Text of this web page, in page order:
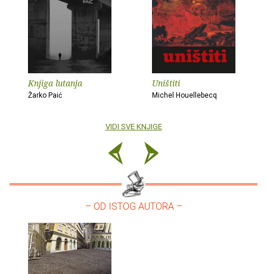
Knjiga lutanja
Žarko Paić
Uništiti
Michel Houellebecq
VIDI SVE KNJIGE
– OD ISTOG AUTORA –